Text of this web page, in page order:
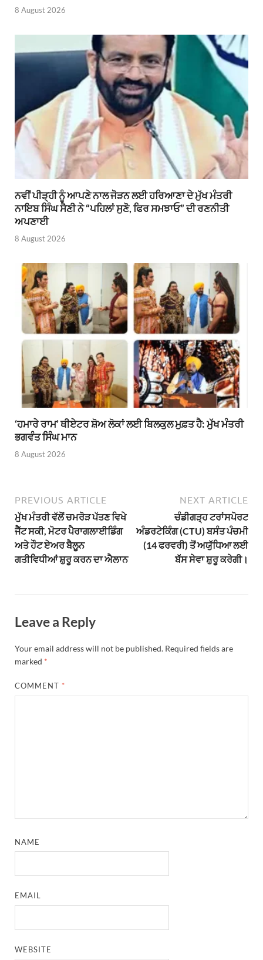
8 August 2026
ਨਵੀਂ ਪੀੜ੍ਹੀ ਨੂੰ ਆਪਣੇ ਨਾਲ ਜੋੜਨ ਲਈ ਹਰਿਆਣਾ ਦੇ ਮੁੱਖ ਮੰਤਰੀ
ਨਾਇਬ ਸਿੰਘ ਸੈਣੀ ਨੇ “ਪਹਿਲਾਂ ਸੁਣੋ, ਫਿਰ ਸਮਝਾਓ” ਦੀ ਰਣਨੀਤੀ
ਅਪਣਾਈ
8 August 2026
‘ਹਮਾਰੇ ਰਾਮ’ ਥੀਏਟਰ ਸ਼ੋਅ ਲੋਕਾਂ ਲਈ ਬਿਲਕੁਲ ਮੁਫ਼ਤ ਹੈ: ਮੁੱਖ ਮੰਤਰੀ
ਭਗਵੰਤ ਸਿੰਘ ਮਾਨ
8 August 2026
PREVIOUS ARTICLE
ਮੁੱਖ ਮੰਤਰੀ ਵੱਲੋਂ ਚਮਰੋੜ ਪੱਤਣ ਵਿਖੇ
ਜੈੱਟ ਸਕੀ, ਮੋਟਰ ਪੈਰਾਗਲਾਈਡਿੰਗ
ਅਤੇ ਹੌਟ ਏਅਰ ਬੈਲੂਨ
ਗਤੀਵਿਧੀਆਂ ਸ਼ੁਰੂ ਕਰਨ ਦਾ ਐਲਾਨ
NEXT ARTICLE
ਚੰਡੀਗੜ੍ਹ ਟਰਾਂਸਪੋਰਟ
ਅੰਡਰਟੇਕਿੰਗ (CTU) ਬਸੰਤ ਪੰਚਮੀ
(14 ਫਰਵਰੀ) ਤੋਂ ਅਯੁੱਧਿਆ ਲਈ
ਬੱਸ ਸੇਵਾ ਸ਼ੁਰੂ ਕਰੇਗੀ।
Leave a Reply
Your email address will not be published. Required fields are
marked *
COMMENT *
NAME
EMAIL
WEBSITE